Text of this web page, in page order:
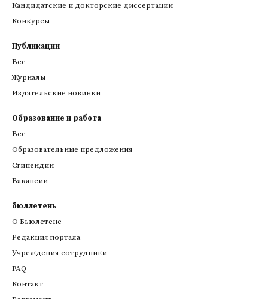
Кандидатские и докторские диссертации
Конкурсы
Публикации
Все
Журналы
Издательские новинки
Образование и работа
Все
Образовательные предложения
Стипендии
Вакансии
бюллетень
О Бьюлетене
Редакция портала
Учреждения-сотрудники
FAQ
Контакт